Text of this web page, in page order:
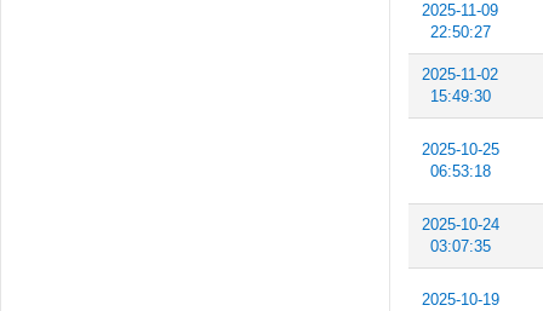
2025-11-09
22:50:27
2025-11-02
15:49:30
2025-10-25
06:53:18
2025-10-24
03:07:35
2025-10-19